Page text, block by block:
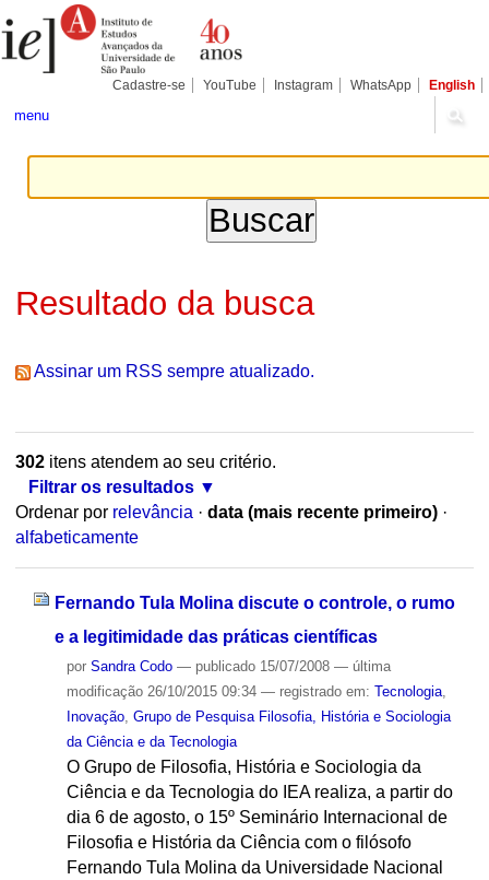
para
conteúdo.
Pessoais
Cadastre-se YouTube Instagram WhatsApp English
menu
Resultado da busca
Assinar um RSS sempre atualizado.
302itens atendem ao seu critério.
Filtrar os resultados
Ordenar por relevância · data (mais recente primeiro) ·
alfabeticamente
Fernando Tula Molina discute o controle, o rumo
e a legitimidade das práticas científicas
por Sandra Codo — publicado15/07/2008 — última
modificação26/10/2015 09:34 — registrado em: Tecnologia,
Inovação, Grupo de Pesquisa Filosofia, História e Sociologia
da Ciência e da Tecnologia
O Grupo de Filosofia, História e Sociologia da
Ciência e da Tecnologia do IEA realiza, a partir do
dia 6 de agosto, o 15º Seminário Internacional de
Filosofia e História da Ciência com o filósofo
Fernando Tula Molina da Universidade Nacional